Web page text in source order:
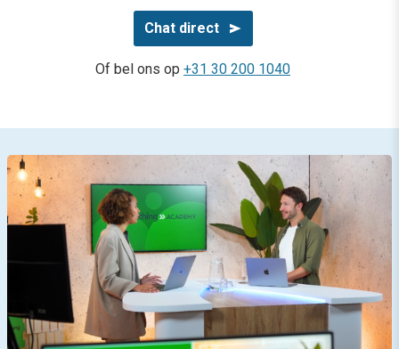
Chat direct
Of bel ons op +31 30 200 1040